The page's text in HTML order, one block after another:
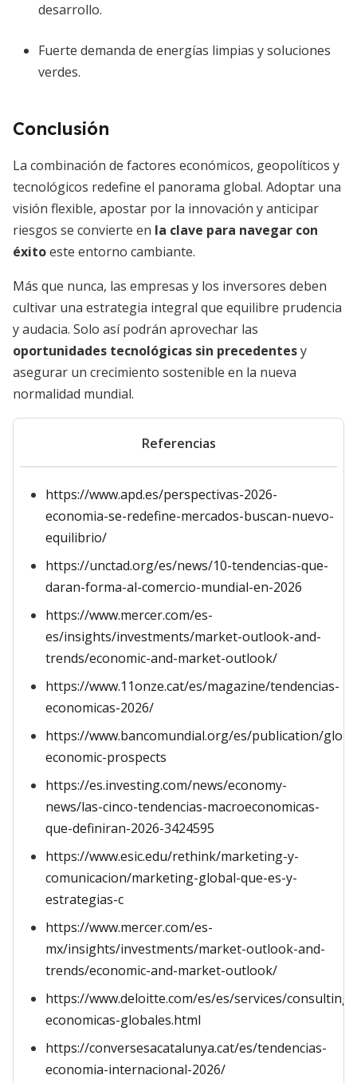
desarrollo.
Fuerte demanda de energías limpias y soluciones
verdes.
Conclusión
La combinación de factores económicos, geopolíticos y
tecnológicos redefine el panorama global. Adoptar una
visión flexible, apostar por la innovación y anticipar
riesgos se convierte en la clave para navegar con
éxitoeste entorno cambiante.
Más que nunca, las empresas y los inversores deben
cultivar una estrategia integral que equilibre prudencia
y audacia. Solo así podrán aprovechar las
oportunidades tecnológicas sin precedentesy
asegurar un crecimiento sostenible en la nueva
normalidad mundial.
Referencias
https://www.apd.es/perspectivas-2026-
economia-se-redefine-mercados-buscan-nuevo-
equilibrio/
https://unctad.org/es/news/10-tendencias-que-
daran-forma-al-comercio-mundial-en-2026
https://www.mercer.com/es-
es/insights/investments/market-outlook-and-
trends/economic-and-market-outlook/
https://www.11onze.cat/es/magazine/tendencias-
economicas-2026/
https://www.bancomundial.org/es/publication/
economic-prospects
https://es.investing.com/news/economy-
news/las-cinco-tendencias-macroeconomicas-
que-definiran-2026-3424595
https://www.esic.edu/rethink/marketing-y-
comunicacion/marketing-global-que-es-y-
estrategias-c
https://www.mercer.com/es-
mx/insights/investments/market-outlook-and-
trends/economic-and-market-outlook/
https://www.deloitte.com/es/es/services/
economicas-globales.html
https://conversesacatalunya.cat/es/tendencias-
economia-internacional-2026/